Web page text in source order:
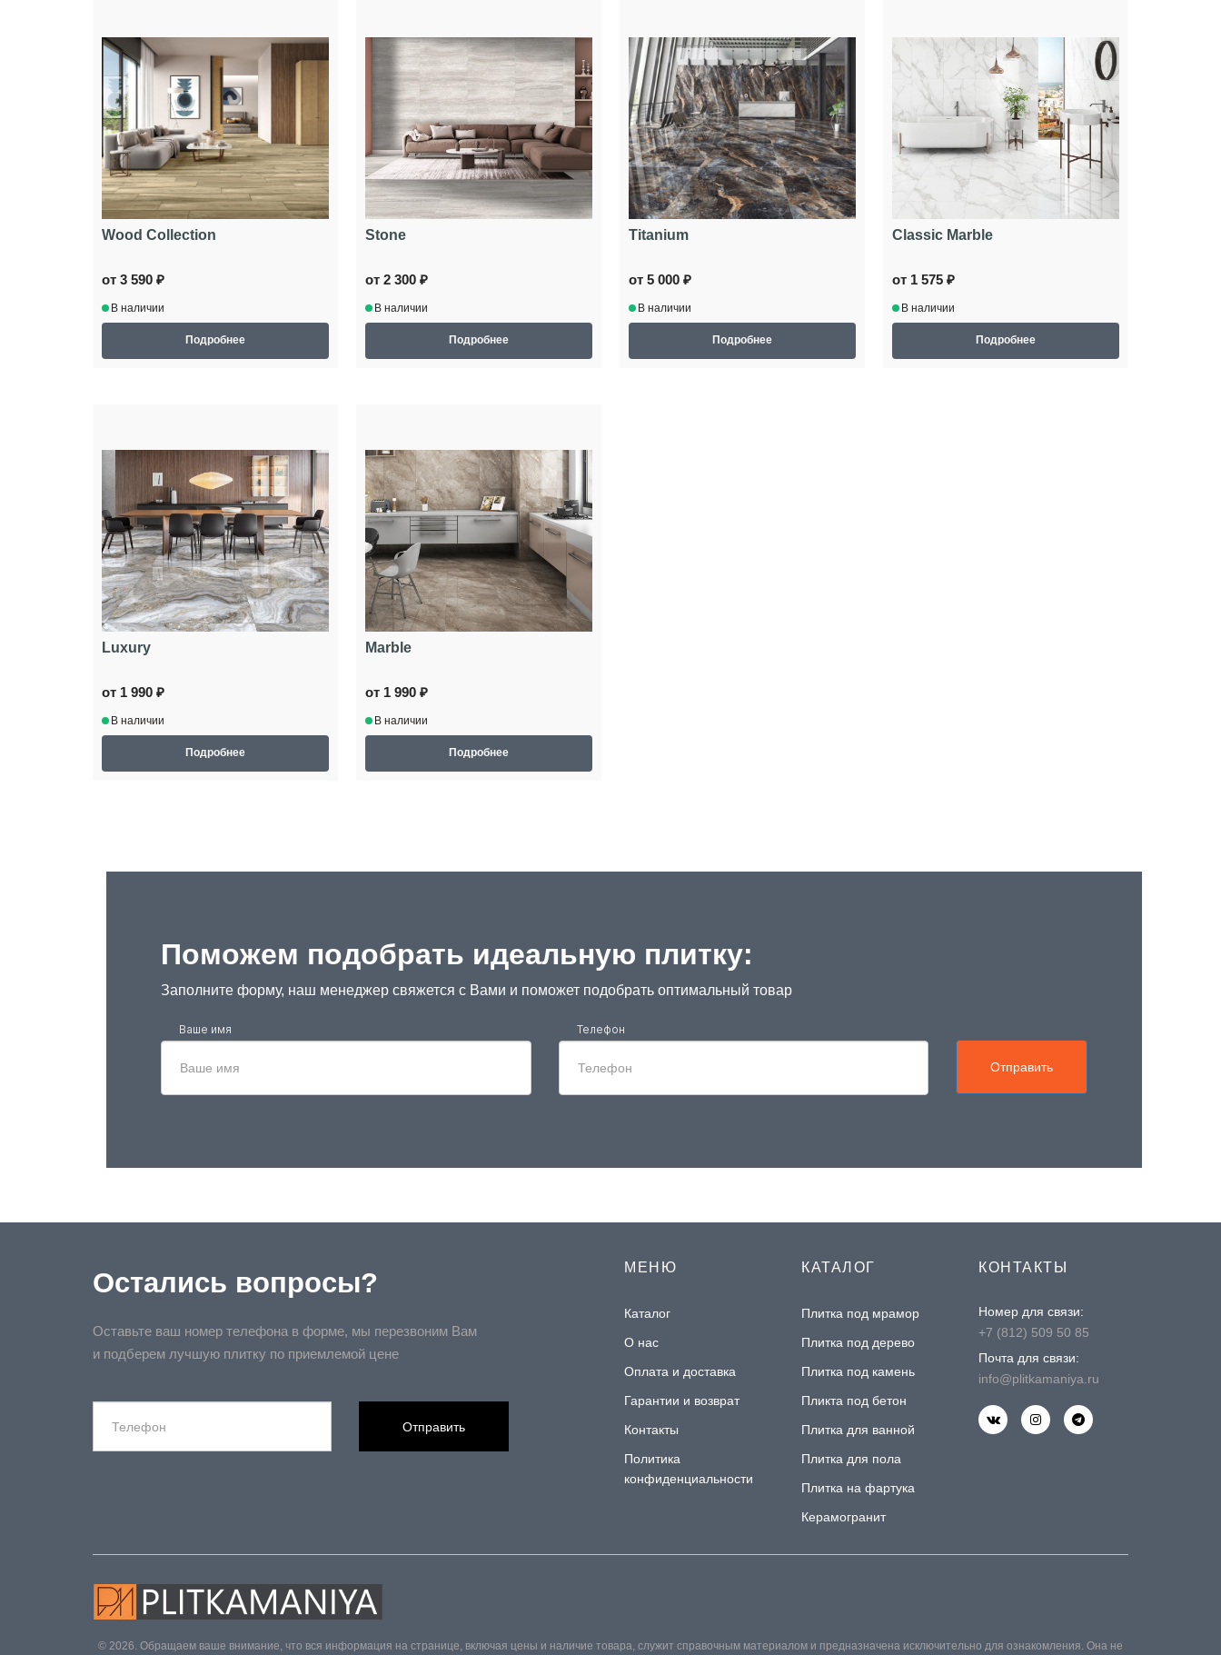
Wood Collection
от 3 590 ₽
В наличии
Подробнее
Stone
от 2 300 ₽
В наличии
Подробнее
Titanium
от 5 000 ₽
В наличии
Подробнее
Classic Marble
от 1 575 ₽
В наличии
Подробнее
Luxury
от 1 990 ₽
В наличии
Подробнее
Marble
от 1 990 ₽
В наличии
Подробнее
Поможем подобрать идеальную плитку:
Заполните форму, наш менеджер свяжется с Вами и поможет подобрать оптимальный товар
Ваше имя Телефон
Отправить
Остались вопросы?
Оставьте ваш номер телефона в форме, мы перезвоним Вам
и подберем лучшую плитку по приемлемой цене
Отправить
МЕНЮ
Каталог
О нас
Оплата и доставка
Гарантии и возврат
Контакты
Политика
конфиденциальности
КАТАЛОГ
Плитка под мрамор
Плитка под дерево
Плитка под камень
Пликта под бетон
Плитка для ванной
Плитка для пола
Плитка на фартука
Керамогранит
КОНТАКТЫ
Номер для связи:
+7 (812) 509 50 85
Почта для связи:
info@plitkamaniya.ru
© 2026. Обращаем ваше внимание, что вся информация на странице, включая цены и наличие товара, служит справочным материалом и предназначена исключительно для ознакомления. Она не